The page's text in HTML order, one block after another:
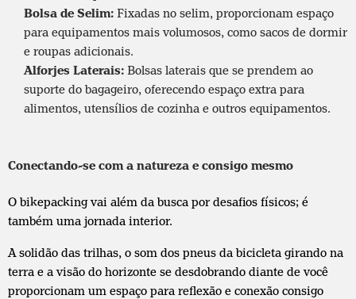
Bolsa de Selim: Fixadas no selim, proporcionam espaço
para equipamentos mais volumosos, como sacos de dormir
e roupas adicionais.
Alforjes Laterais: Bolsas laterais que se prendem ao
suporte do bagageiro, oferecendo espaço extra para
alimentos, utensílios de cozinha e outros equipamentos.
Conectando-se com a natureza e consigo mesmo
O bikepacking vai além da busca por desafios físicos; é
também uma jornada interior.
A solidão das trilhas, o som dos pneus da bicicleta girando na
terra e a visão do horizonte se desdobrando diante de você
proporcionam um espaço para reflexão e conexão consigo